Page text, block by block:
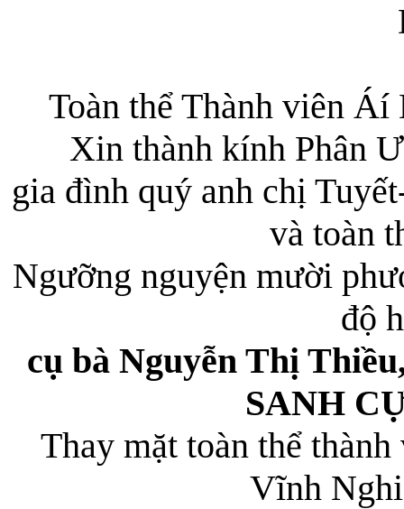
Toàn thể Thành viên
Xin thành kính Phân
gia đình quý anh chị
và toàn
Ngưỡng nguyện mười
độ
cụ bà Nguyễn Thị
SANH
Thay mặt toàn thể
Vĩnh